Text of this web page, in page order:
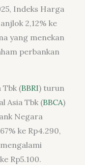
Indeks Harga
2,12% ke
yang menekan
perbankan
Tbk (BBRI) turun
Asia Tbk (BBCA)
Negara
ke Rp4.290,
Rp5.100.